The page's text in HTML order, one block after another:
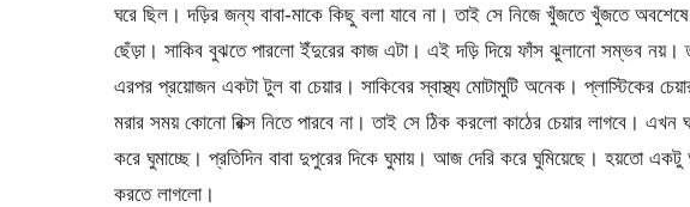
ঘরে ছিল। দড়ির জন্য বাবা-মাকে কিছু বলা যাবে না। তাই সে নিজে খুঁজতে খুঁজতে
ছেঁড়া। সাকিব বুঝতে পারলো ইঁদুরের কাজ এটা। এই দড়ি দিয়ে ফাঁস ঝুলানো সম্ভব নয়।
এরপর প্রয়োজন একটা টুল বা চেয়ার। সাকিবের স্বাস্থ্য মোটামুটি অনেক। প্লাস্টিকের
মরার সময় কোনো রিক্স নিতে পারবে না। তাই সে ঠিক করলো কাঠের চেয়ার লাগবে। এখন
করে ঘুমাচ্ছে। প্রতিদিন বাবা দুপুরের দিকে ঘুমায়। আজ দেরি করে ঘুমিয়েছে। হয়তো
করতে লাগলো।